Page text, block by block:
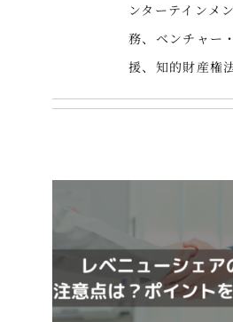
ンターテインメ
務、ベンチャー
援、知的財産権